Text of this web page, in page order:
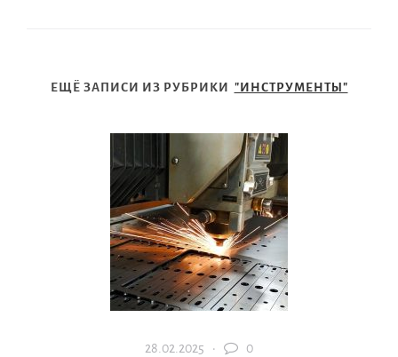
ЕЩЁ ЗАПИСИ ИЗ РУБРИКИ "ИНСТРУМЕНТЫ"
28.02.2025 · 0